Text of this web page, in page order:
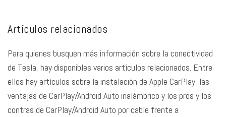
Artículos relacionados
Para quienes busquen más información sobre la conectividad
de Tesla, hay disponibles varios artículos relacionados. Entre
ellos hay artículos sobre la instalación de Apple CarPlay, las
ventajas de CarPlay/Android Auto inalámbrico y los pros y los
contras de CarPlay/Android Auto por cable frente a